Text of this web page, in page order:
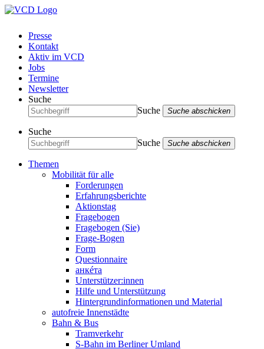
Presse
Kontakt
Aktiv im VCD
Jobs
Termine
Newsletter
Suche
Suche
Suche abschicken
Suche
Suche
Suche abschicken
Themen
Mobilität für alle
Forderungen
Erfahrungsberichte
Aktionstag
Fragebogen
Fragebogen (Sie)
Frage-Bogen
Form
Questionnaire
анкéта
Unterstützer:innen
Hilfe und Unterstützung
Hintergrundinformationen und Material
autofreie Innenstädte
Bahn & Bus
Tramverkehr
S-Bahn im Berliner Umland